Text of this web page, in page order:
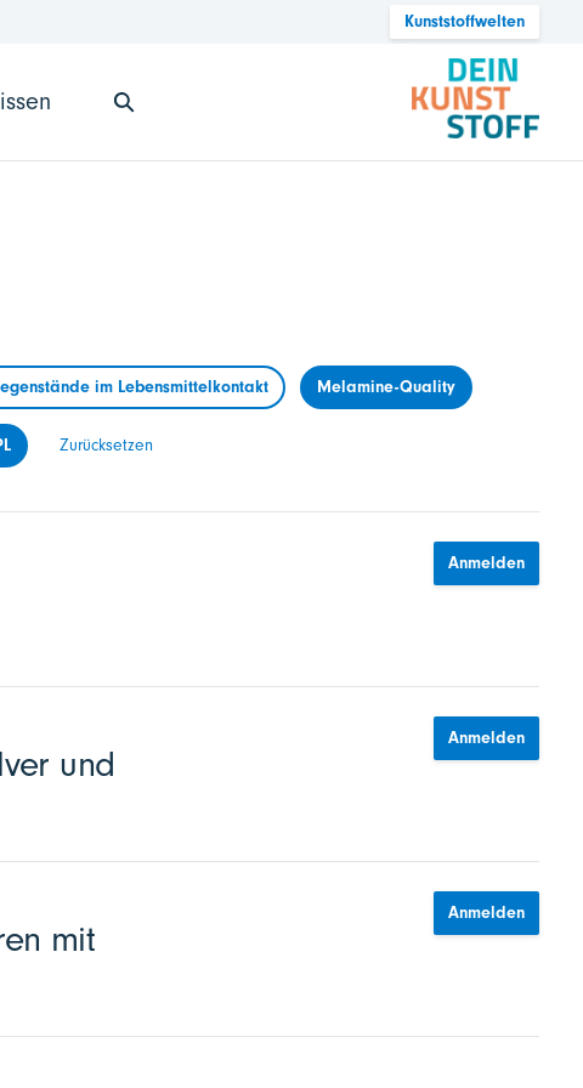
Kunststoffwelten
im Lebensmittelkontakt Melamine-Quality
Zurücksetzen
Anmelden
und
Anmelden
mit
Anmelden